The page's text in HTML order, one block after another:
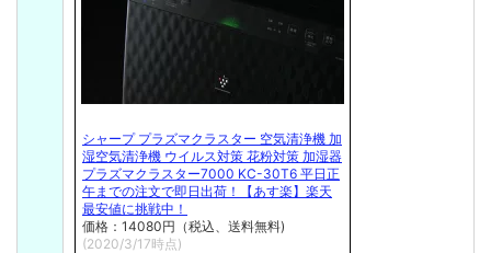
シャープ プラズマクラスター 空気清浄機 加
湿空気清浄機 ウイルス対策 花粉対策 加湿器
プラズマクラスター7000 KC-30T6 平日正
午までの注文で即日出荷！【あす楽】楽天
最安値に挑戦中！
価格：14080円（税込、送料無料)
(2020/3/17時点)